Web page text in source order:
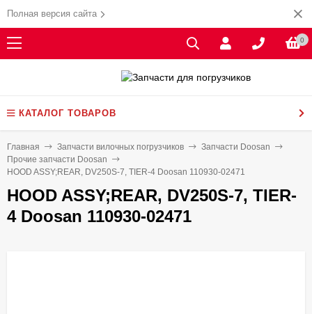
Полная версия сайта
0
КАТАЛОГ ТОВАРОВ
Главная Запчасти вилочных погрузчиков
Запчасти Doosan
Прочие запчасти Doosan
HOOD ASSY;REAR, DV250S-7, TIER-4 Doosan 110930-02471
HOOD ASSY;REAR, DV250S-7, TIER-
4 Doosan 110930-02471